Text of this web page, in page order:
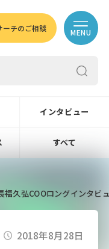
ーチのご相談 MENU
インタビュー
すべて
福久弘COOロングインタ
2018年8月28日